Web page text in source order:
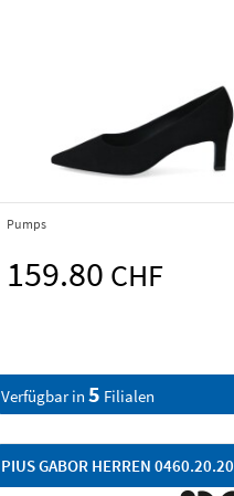
Pumps
159.80 CHF
Verfügbar in 5 Filialen
PIUS GABOR HERREN 0460.20.20